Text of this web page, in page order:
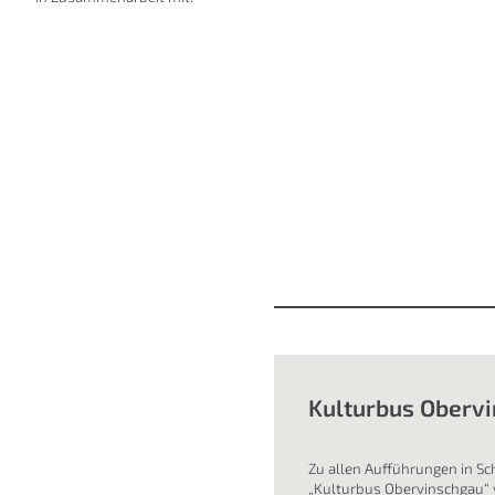
Kulturbus
Zu allen Aufführungen in
„Kulturbus Obervinschgau“